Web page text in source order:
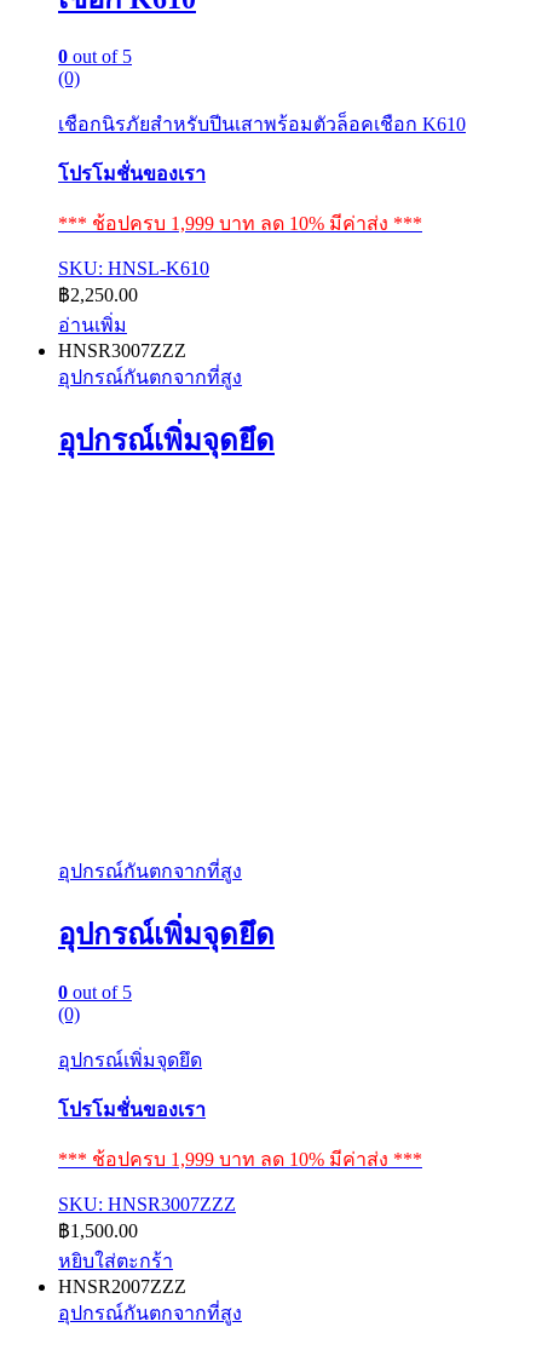
0 out of 5
(0)
เชือกนิรภัยสำหรับปีนเสาพร้อมตัวล็อคเชือก K610
โปรโมชั่นของเรา
*** ช้อปครบ 1,999 บาท ลด 10% มีค่าส่ง ***
SKU: HNSL-K610
฿2,250.00
อ่านเพิ่ม
HNSR3007ZZZ
อุปกรณ์กันตกจากที่สูง
อุปกรณ์เพิ่มจุดยึด
อุปกรณ์กันตกจากที่สูง
อุปกรณ์เพิ่มจุดยึด
0 out of 5
(0)
อุปกรณ์เพิ่มจุดยึด
โปรโมชั่นของเรา
*** ช้อปครบ 1,999 บาท ลด 10% มีค่าส่ง ***
SKU: HNSR3007ZZZ
฿1,500.00
หยิบใส่ตะกร้า
HNSR2007ZZZ
อุปกรณ์กันตกจากที่สูง